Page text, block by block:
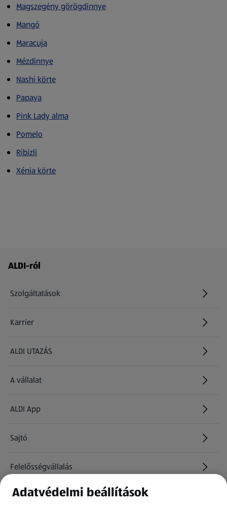
Magszegény görögdinnye
Mangó
Maracuja
Mézdinnye
Nashi körte
Papaya
Pink Lady alma
Pomelo
Ribizli
Xénia körte
Láblécmenü - további linkek
ALDI-ról
Szolgáltatások
Karrier
(új oldalon nyílik meg)
ALDI UTAZÁS
(új oldalon nyílik meg)
A vállalat
ALDI App
Sajtó
Felelősségvállalás
Információk
Adatvédelmi beállítások